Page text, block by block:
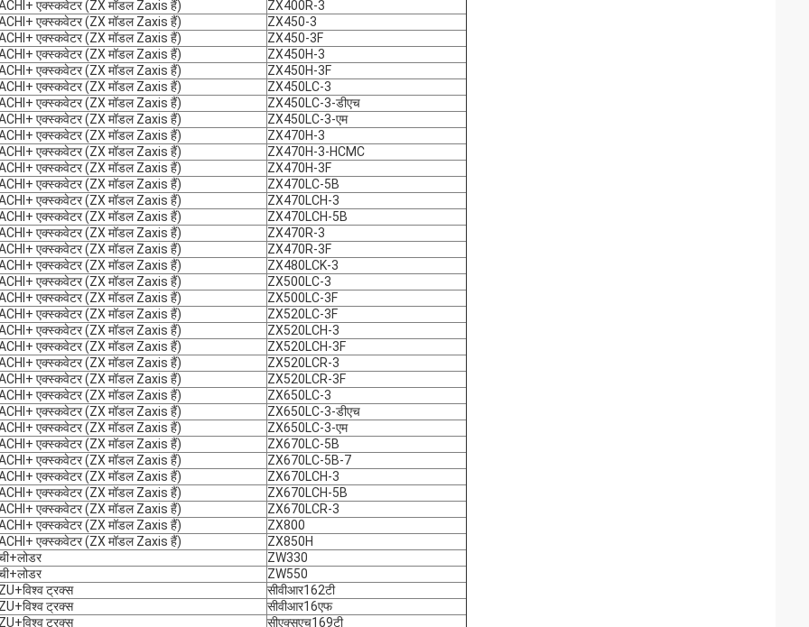
एक्स्कवेटर (ZX मॉडल Zaxis हैं)
ZX400R-3
एक्स्कवेटर (ZX मॉडल Zaxis हैं)
ZX450-3
एक्स्कवेटर (ZX मॉडल Zaxis हैं)
ZX450-3F
एक्स्कवेटर (ZX मॉडल Zaxis हैं)
ZX450H-3
एक्स्कवेटर (ZX मॉडल Zaxis हैं)
ZX450H-3F
एक्स्कवेटर (ZX मॉडल Zaxis हैं)
ZX450LC-3
एक्स्कवेटर (ZX मॉडल Zaxis हैं)
ZX450LC-3-डीएच
एक्स्कवेटर (ZX मॉडल Zaxis हैं)
ZX450LC-3-एम
एक्स्कवेटर (ZX मॉडल Zaxis हैं)
ZX470H-3
एक्स्कवेटर (ZX मॉडल Zaxis हैं)
ZX470H-3-HCMC
एक्स्कवेटर (ZX मॉडल Zaxis हैं)
ZX470H-3F
एक्स्कवेटर (ZX मॉडल Zaxis हैं)
ZX470LC-5B
एक्स्कवेटर (ZX मॉडल Zaxis हैं)
ZX470LCH-3
एक्स्कवेटर (ZX मॉडल Zaxis हैं)
ZX470LCH-5B
एक्स्कवेटर (ZX मॉडल Zaxis हैं)
ZX470R-3
एक्स्कवेटर (ZX मॉडल Zaxis हैं)
ZX470R-3F
एक्स्कवेटर (ZX मॉडल Zaxis हैं)
ZX480LCK-3
एक्स्कवेटर (ZX मॉडल Zaxis हैं)
ZX500LC-3
एक्स्कवेटर (ZX मॉडल Zaxis हैं)
ZX500LC-3F
एक्स्कवेटर (ZX मॉडल Zaxis हैं)
ZX520LC-3F
एक्स्कवेटर (ZX मॉडल Zaxis हैं)
ZX520LCH-3
एक्स्कवेटर (ZX मॉडल Zaxis हैं)
ZX520LCH-3F
एक्स्कवेटर (ZX मॉडल Zaxis हैं)
ZX520LCR-3
एक्स्कवेटर (ZX मॉडल Zaxis हैं)
ZX520LCR-3F
एक्स्कवेटर (ZX मॉडल Zaxis हैं)
ZX650LC-3
एक्स्कवेटर (ZX मॉडल Zaxis हैं)
ZX650LC-3-डीएच
एक्स्कवेटर (ZX मॉडल Zaxis हैं)
ZX650LC-3-एम
एक्स्कवेटर (ZX मॉडल Zaxis हैं)
ZX670LC-5B
एक्स्कवेटर (ZX मॉडल Zaxis हैं)
ZX670LC-5B-7
एक्स्कवेटर (ZX मॉडल Zaxis हैं)
ZX670LCH-3
एक्स्कवेटर (ZX मॉडल Zaxis हैं)
ZX670LCH-5B
एक्स्कवेटर (ZX मॉडल Zaxis हैं)
ZX670LCR-3
एक्स्कवेटर (ZX मॉडल Zaxis हैं)
ZX800
एक्स्कवेटर (ZX मॉडल Zaxis हैं)
ZX850H
ZW330
ZW550
ट्रक्स
सीवीआर162टी
ट्रक्स
सीवीआर16एफ
ट्रक्स
सीएक्सएच169टी